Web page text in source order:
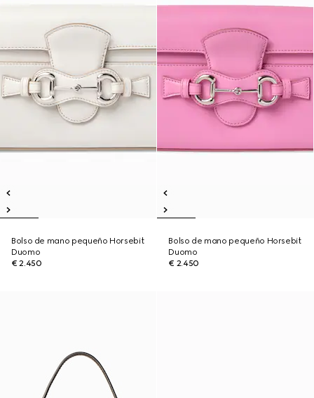
Bolso de mano pequeño Horsebit
Duomo
€ 2.450
Bolso de mano pequeño Horsebit
Duomo
€ 2.450